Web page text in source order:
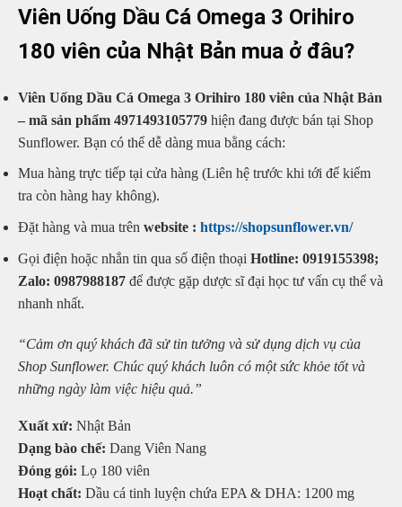
Viên Uống Dầu Cá Omega 3 Orihiro
180 viên của Nhật Bản mua ở đâu?
Viên Uống Dầu Cá Omega 3 Orihiro 180 viên của Nhật Bản
– mã sản phẩm 4971493105779 hiện đang được bán tại Shop
Sunflower. Bạn có thể dễ dàng mua bằng cách:
Mua hàng trực tiếp tại cửa hàng (Liên hệ trước khi tới để kiểm
tra còn hàng hay không).
Đặt hàng và mua trên website : https://shopsunflower.vn/
Gọi điện hoặc nhắn tin qua số điện thoại Hotline: 0919155398;
Zalo: 0987988187 để được gặp dược sĩ đại học tư vấn cụ thể và
nhanh nhất.
“Cảm ơn quý khách đã sử tin tưởng và sử dụng dịch vụ của
Shop Sunflower. Chúc quý khách luôn có một sức khỏe tốt và
những ngày làm việc hiệu quả.”
Xuất xứ: Nhật Bản
Dạng bào chế: Dang Viên Nang
Đóng gói: Lọ 180 viên
Hoạt chất: Dầu cá tinh luyện chứa EPA & DHA: 1200 mg